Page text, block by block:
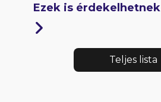
Ezek is érdekelhetnek
Teljes lista